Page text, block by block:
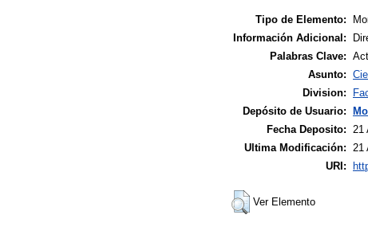
Tipo de Elemento:
Información Adicional:
Palabras Clave:
Asunto:
Division:
Depósito de Usuario:
Fecha Deposito:
21
Ultima Modificación:
21
URI:
Ver Elemento